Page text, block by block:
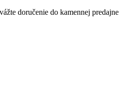
doručenie do kamennej predajne